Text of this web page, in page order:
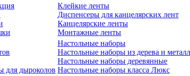
Клейкие ленты
Диспенсеры для канцелярских лент
Канцелярские ленты
Монтажные ленты
для дыроколов
Настольные наборы
Настольные наборы из дерева и
Настольные наборы деревянные
Настольные наборы класса Люкс